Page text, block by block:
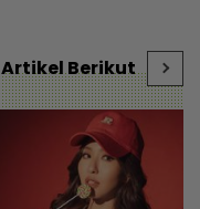
Artikel Berikut